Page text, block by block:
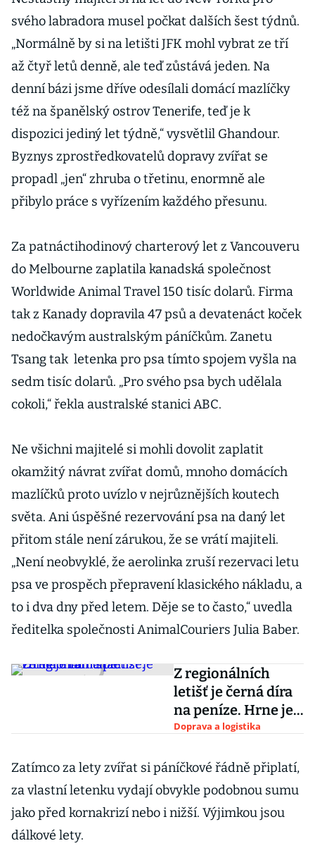
svého labradora musel počkat dalších šest týdnů.
„Normálně by si na letišti JFK mohl vybrat ze tří
až čtyř letů denně, ale teď zůstává jeden. Na
denní bázi jsme dříve odesílali domácí mazlíčky
též na španělský ostrov Tenerife, teď je k
dispozici jediný let týdně,“ vysvětlil Ghandour.
Byznys zprostředkovatelů dopravy zvířat se
propadl „jen“ zhruba o třetinu, enormně ale
přibylo práce s vyřízením každého přesunu.
Za patnáctihodinový charterový let z Vancouveru
do Melbourne zaplatila kanadská společnost
Worldwide Animal Travel 150 tisíc dolarů. Firma
tak z Kanady dopravila 47 psů a devatenáct koček
nedočkavým australským páníčkům. Zanetu
Tsang tak letenka pro psa tímto spojem vyšla na
sedm tisíc dolarů. „Pro svého psa bych udělala
cokoli,“ řekla australské stanici ABC.
Ne všichni majitelé si mohli dovolit zaplatit
okamžitý návrat zvířat domů, mnoho domácích
mazlíčků proto uvízlo v nejrůznějších koutech
světa. Ani úspěšné rezervování psa na daný let
přitom stále není zárukou, že se vrátí majiteli.
„Není neobvyklé, že aerolinka zruší rezervaci letu
psa ve prospěch přepravení klasického nákladu, a
to i dva dny před letem. Děje se to často,“ uvedla
ředitelka společnosti AnimalCouriers Julia Baber.
Z regionálních
letišť je černá díra
na peníze. Hrne je
tam stát
Doprava a logistika
Zatímco za lety zvířat si páníčkové řádně připlatí,
za vlastní letenku vydají obvykle podobnou sumu
jako před kornakrizí nebo i nižší. Výjimkou jsou
dálkové lety.